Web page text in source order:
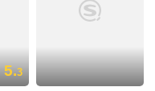
5.3